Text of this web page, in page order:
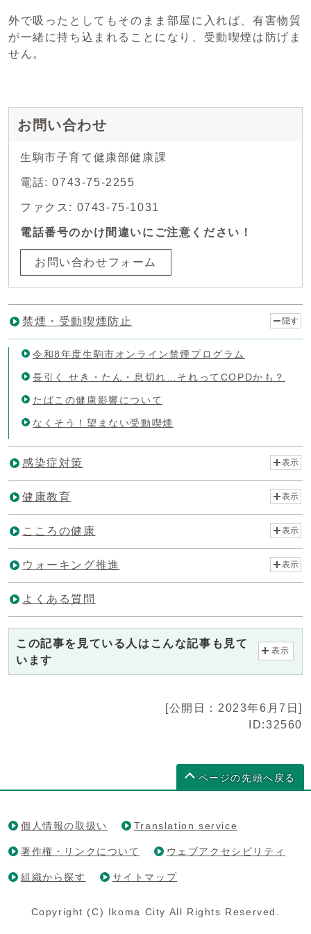
外で吸ったとしてもそのまま部屋に入れば、有害物質
が一緒に持ち込まれることになり、受動喫煙は防げま
せん。
お問い合わせ
生駒市子育て健康部健康課
電話: 0743-75-2255
ファクス: 0743-75-1031
電話番号のかけ間違いにご注意ください！
お問い合わせフォーム
禁煙・受動喫煙防止 隠す
令和8年度生駒市オンライン禁煙プログラム
長引く せき・たん・息切れ…それってCOPDかも？
たばこの健康影響について
なくそう！望まない受動喫煙
感染症対策 表示
健康教育 表示
こころの健康 表示
ウォーキング推進 表示
よくある質問
この記事を見ている人はこんな記事も見て
います
表示
[公開日：2023年6月7日]
ID:32560
ページの先頭へ戻る
個人情報の取扱い Translation service
著作権・リンクについて ウェブアクセシビリティ
組織から探す サイトマップ
Copyright (C) Ikoma City All Rights Reserved.